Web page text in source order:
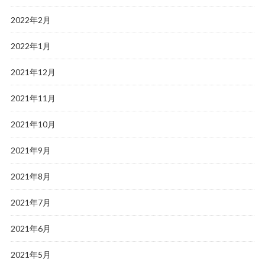
2022年2月
2022年1月
2021年12月
2021年11月
2021年10月
2021年9月
2021年8月
2021年7月
2021年6月
2021年5月